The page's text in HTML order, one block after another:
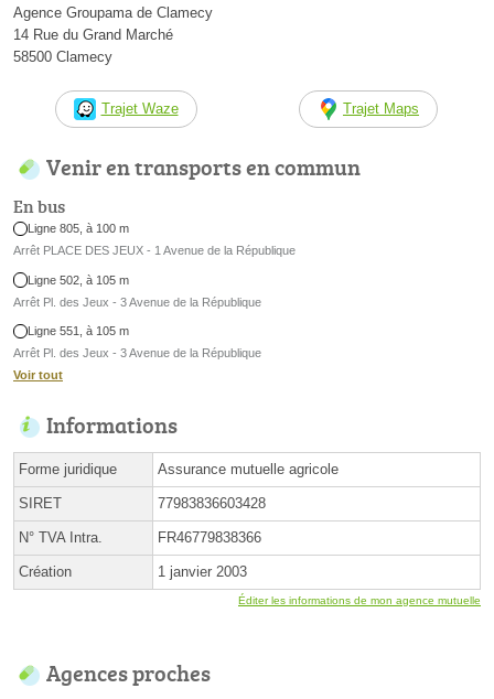
Agence Groupama de Clamecy
14 Rue du Grand Marché
58500 Clamecy
Trajet Waze Trajet Maps
Venir en transports en commun
En bus
Ligne 805, à 100 m
Arrêt PLACE DES JEUX - 1 Avenue de la République
Ligne 502, à 105 m
Arrêt Pl. des Jeux - 3 Avenue de la République
Ligne 551, à 105 m
Arrêt Pl. des Jeux - 3 Avenue de la République
Voir tout
Informations
Forme juridique Assurance mutuelle agricole
SIRET 77983836603428
N° TVA Intra. FR46779838366
Création 1 janvier 2003
Éditer les informations de mon agence mutuelle
Agences proches